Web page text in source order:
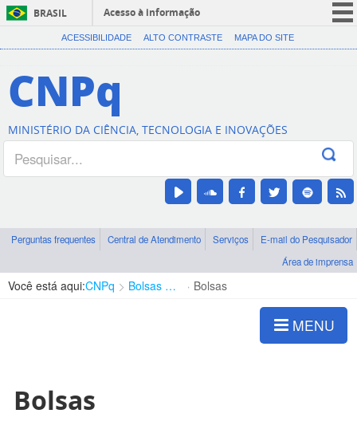
BRASIL
Acesso à informação
CORONAVÍRUS (COVID-19)
Canais
ACESSIBILIDADE ALTO CONTRASTE MAPA DO SITE
CNPq
MINISTÉRIO DA CIÊNCIA, TECNOLOGIA E INOVAÇÕES
Perguntas frequentes Central de Atendimento Serviços
E-mail do Pesquisador
Área de imprensa
Você está aqui:CNPq Bolsas e Auxílios Vigentes Bolsas
MENU
Bolsas